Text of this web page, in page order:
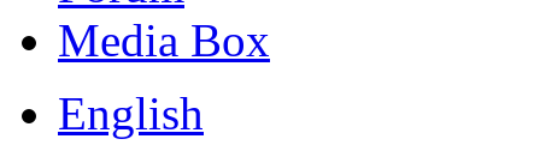
Media Box
English